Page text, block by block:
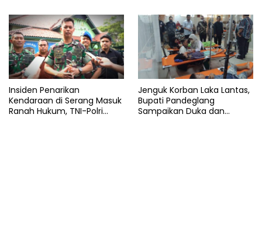
Insiden Penarikan
Kendaraan di Serang Masuk
Ranah Hukum, TNI-Polri
Jenguk Korban Laka Lantas,
Bupati Pandeglang
Sampaikan Duka dan